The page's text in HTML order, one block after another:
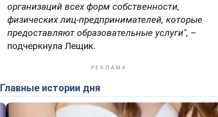
организаций всех форм собственности,
физических лиц-предпринимателей, которые
предоставляют образовательные услуги", –
подчеркнула Лещик.
Главные истории дня